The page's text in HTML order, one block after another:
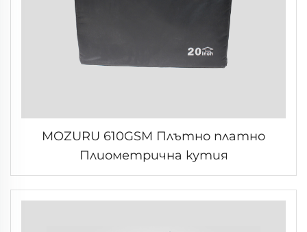
MOZURU 610GSM Плътно платно
Плиометрична кутия